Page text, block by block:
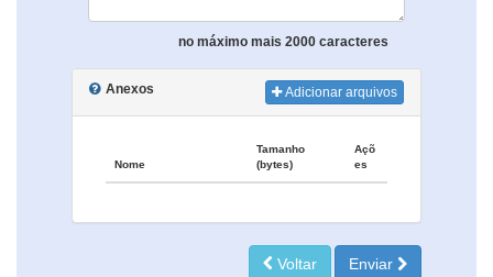
no máximo mais 2000 caracteres
Anexos Adicionar arquivos
Nome
Tamanho
(bytes)
Açõ
es
Voltar Enviar